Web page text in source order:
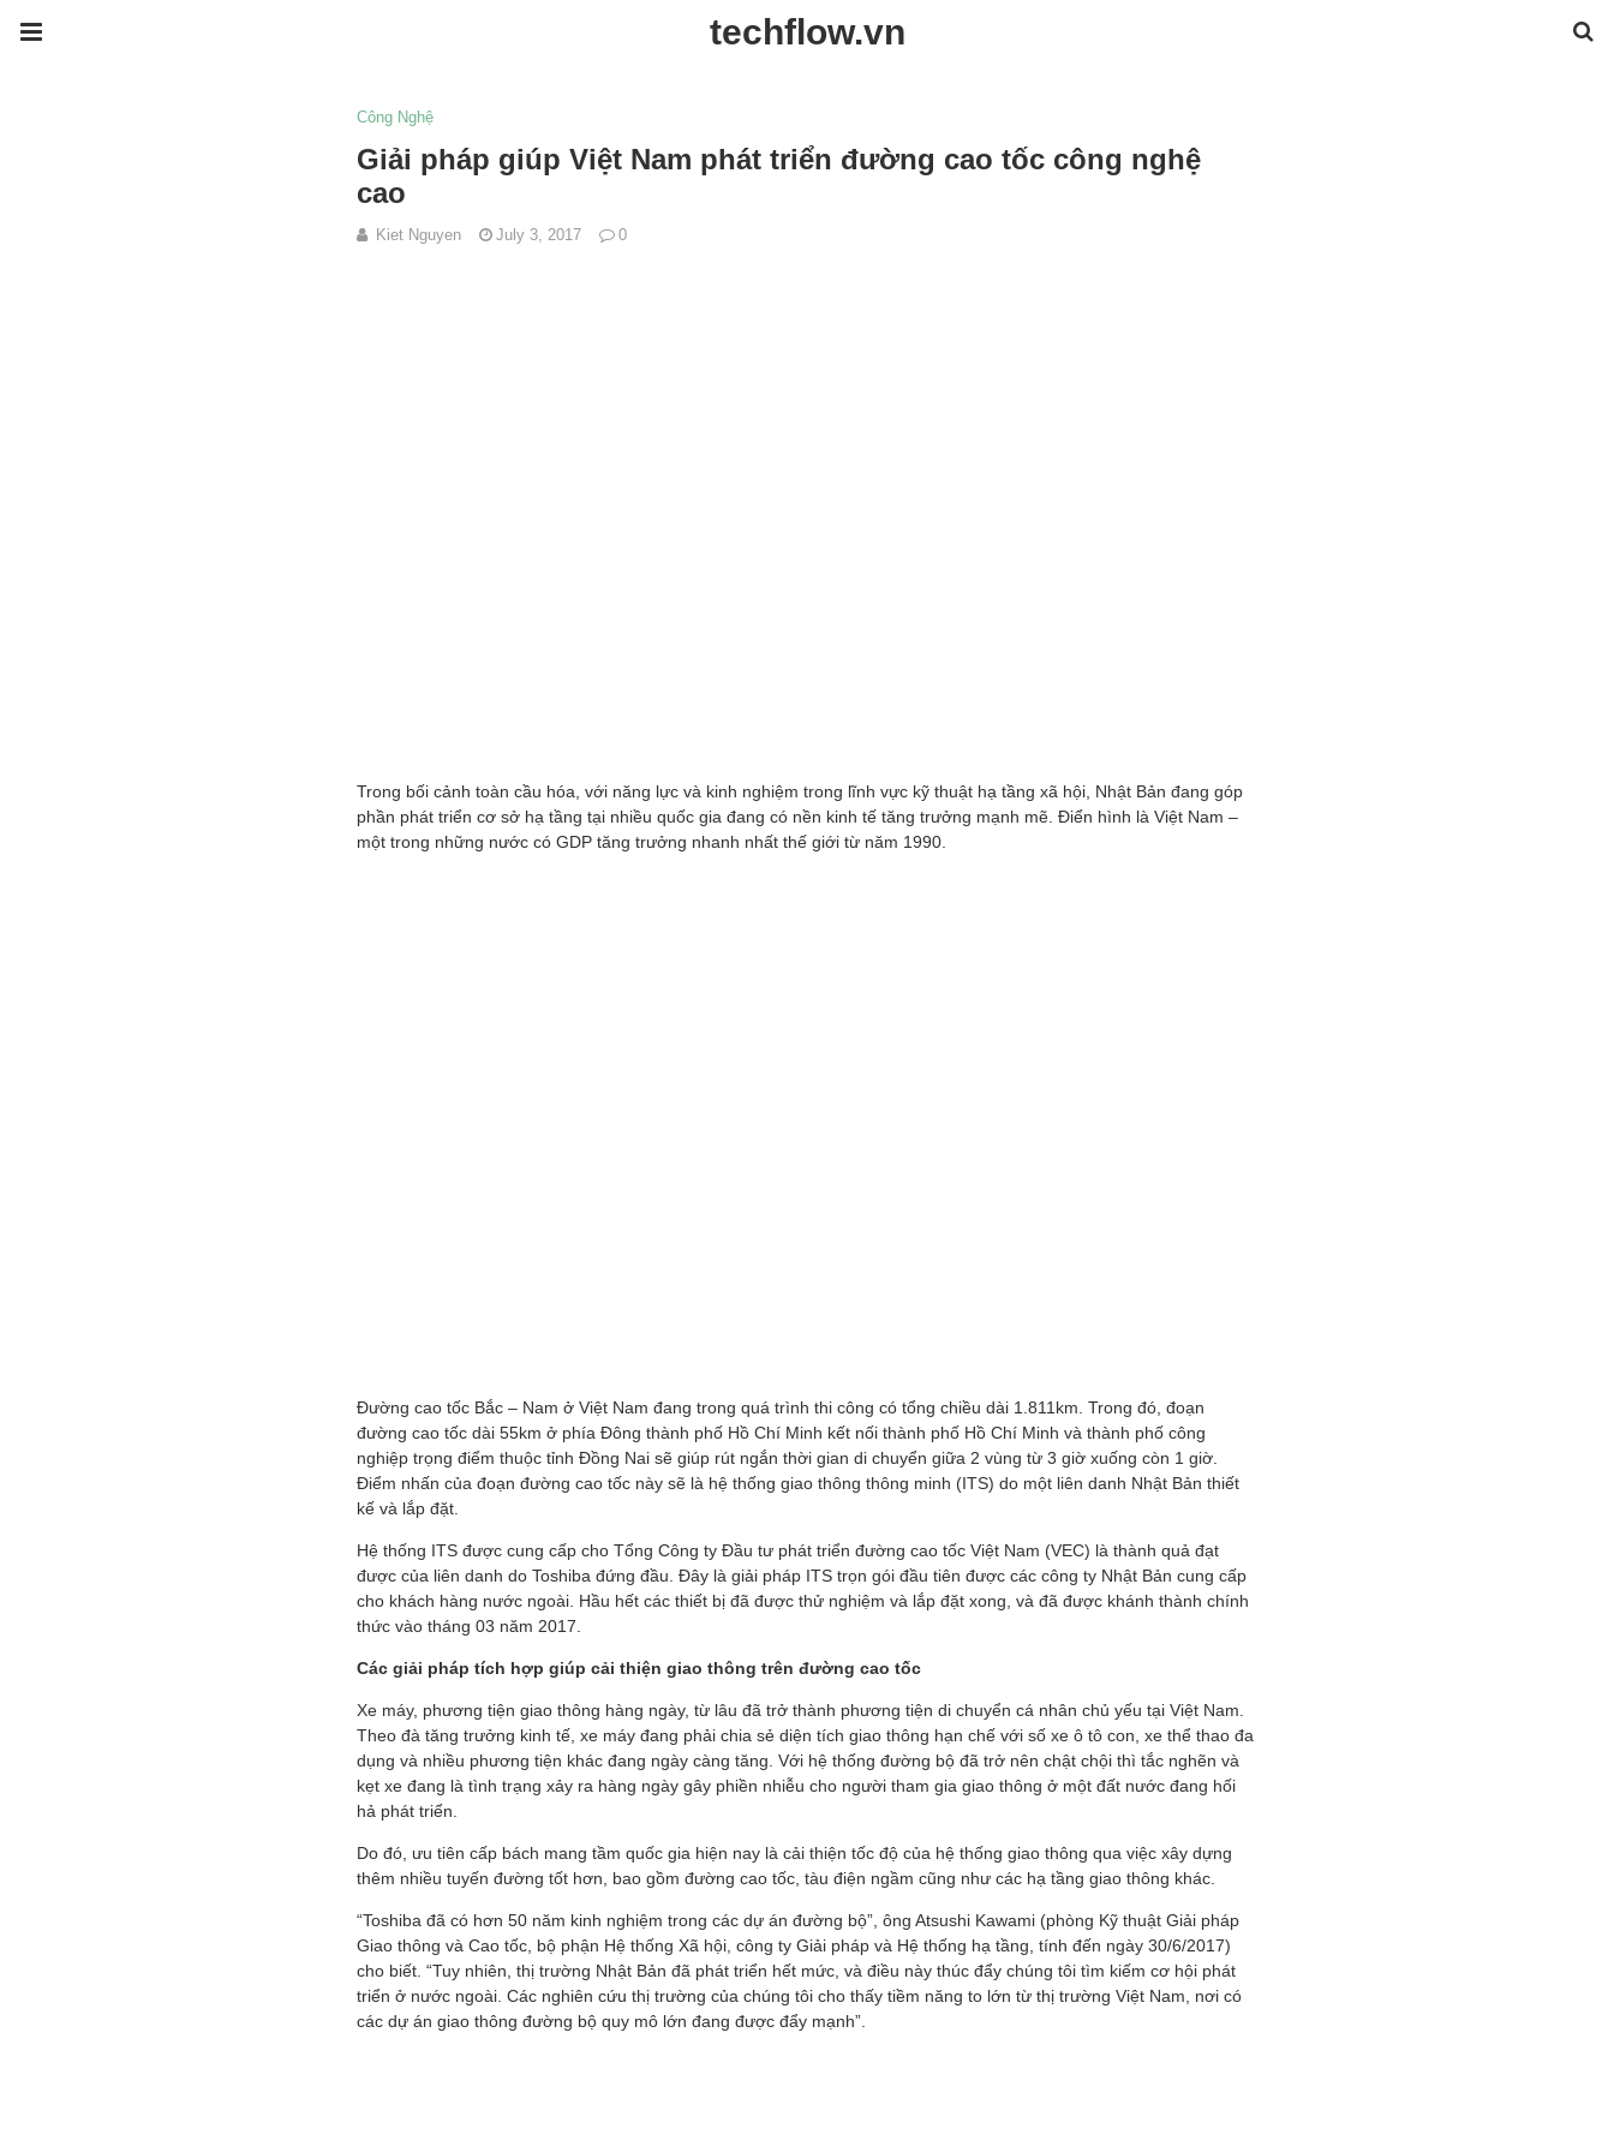
techflow.vn
Công Nghệ
Giải pháp giúp Việt Nam phát triển đường cao tốc công nghệ
cao
Kiet Nguyen July 3, 2017 0
Trong bối cảnh toàn cầu hóa, với năng lực và kinh nghiệm trong lĩnh vực kỹ thuật hạ tầng xã hội, Nhật Bản đang góp
phần phát triển cơ sở hạ tầng tại nhiều quốc gia đang có nền kinh tế tăng trưởng mạnh mẽ. Điển hình là Việt Nam –
một trong những nước có GDP tăng trưởng nhanh nhất thế giới từ năm 1990.
Đường cao tốc Bắc – Nam ở Việt Nam đang trong quá trình thi công có tổng chiều dài 1.811km. Trong đó, đoạn
đường cao tốc dài 55km ở phía Đông thành phố Hồ Chí Minh kết nối thành phố Hồ Chí Minh và thành phố công
nghiệp trọng điểm thuộc tỉnh Đồng Nai sẽ giúp rút ngắn thời gian di chuyển giữa 2 vùng từ 3 giờ xuống còn 1 giờ.
Điểm nhấn của đoạn đường cao tốc này sẽ là hệ thống giao thông thông minh (ITS) do một liên danh Nhật Bản thiết
kế và lắp đặt.
Hệ thống ITS được cung cấp cho Tổng Công ty Đầu tư phát triển đường cao tốc Việt Nam (VEC) là thành quả đạt
được của liên danh do Toshiba đứng đầu. Đây là giải pháp ITS trọn gói đầu tiên được các công ty Nhật Bản cung cấp
cho khách hàng nước ngoài. Hầu hết các thiết bị đã được thử nghiệm và lắp đặt xong, và đã được khánh thành chính
thức vào tháng 03 năm 2017.
Các giải pháp tích hợp giúp cải thiện giao thông trên đường cao tốc
Xe máy, phương tiện giao thông hàng ngày, từ lâu đã trở thành phương tiện di chuyển cá nhân chủ yếu tại Việt Nam.
Theo đà tăng trưởng kinh tế, xe máy đang phải chia sẻ diện tích giao thông hạn chế với số xe ô tô con, xe thể thao đa
dụng và nhiều phương tiện khác đang ngày càng tăng. Với hệ thống đường bộ đã trở nên chật chội thì tắc nghẽn và
kẹt xe đang là tình trạng xảy ra hàng ngày gây phiền nhiễu cho người tham gia giao thông ở một đất nước đang hối
hả phát triển.
Do đó, ưu tiên cấp bách mang tầm quốc gia hiện nay là cải thiện tốc độ của hệ thống giao thông qua việc xây dựng
thêm nhiều tuyến đường tốt hơn, bao gồm đường cao tốc, tàu điện ngầm cũng như các hạ tầng giao thông khác.
“Toshiba đã có hơn 50 năm kinh nghiệm trong các dự án đường bộ”, ông Atsushi Kawami (phòng Kỹ thuật Giải pháp
Giao thông và Cao tốc, bộ phận Hệ thống Xã hội, công ty Giải pháp và Hệ thống hạ tầng, tính đến ngày 30/6/2017)
cho biết. “Tuy nhiên, thị trường Nhật Bản đã phát triển hết mức, và điều này thúc đẩy chúng tôi tìm kiếm cơ hội phát
triển ở nước ngoài. Các nghiên cứu thị trường của chúng tôi cho thấy tiềm năng to lớn từ thị trường Việt Nam, nơi có
các dự án giao thông đường bộ quy mô lớn đang được đẩy mạnh”.